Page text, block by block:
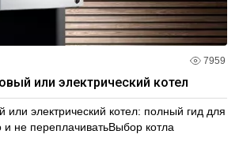
7959
или электрический котел
или электрический котел: полный гид для
и не переплачиватьВыбор котла